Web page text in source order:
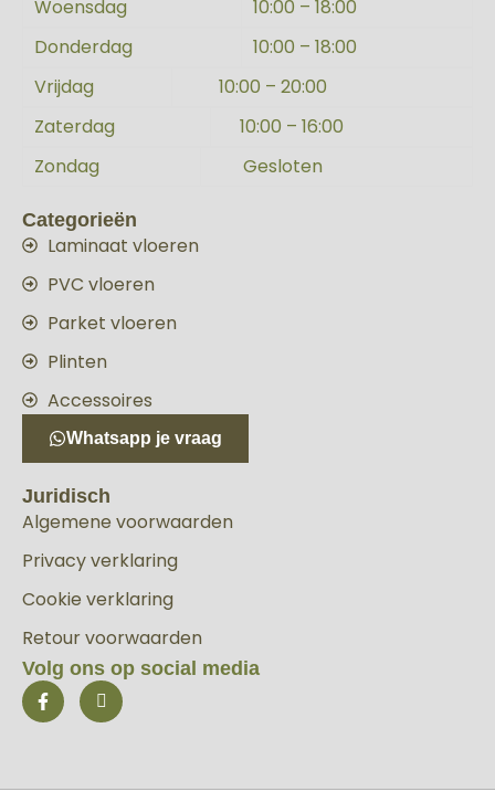
Woensdag
10:00 – 18:00
Donderdag
10:00 – 18:00
Vrijdag
10:00 – 20:00
Zaterdag
10:00 – 16:00
Zondag
Gesloten
Categorieën
Laminaat vloeren
PVC vloeren
Parket vloeren
Plinten
Accessoires
Whatsapp je vraag
Juridisch
Algemene voorwaarden
Privacy verklaring
Cookie verklaring
Retour voorwaarden
Volg ons op social media